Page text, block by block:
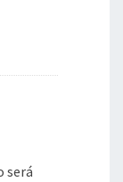
será